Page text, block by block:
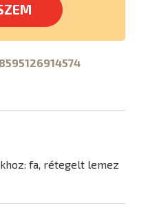
8595126914574
fa, rétegelt lemez